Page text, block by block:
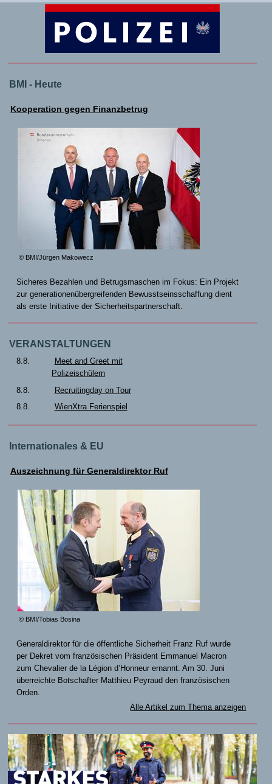
BMI - Heute
Kooperation gegen Finanzbetrug
© BMI/Jürgen Makowecz
Sicheres Bezahlen und Betrugsmaschen im Fokus: Ein Projekt
zur generationenübergreifenden Bewusstseinsschaffung dient
als erste Initiative der Sicherheitspartnerschaft.
VERANSTALTUNGEN
8.8.
Meet and Greet mit
Polizeischülern
8.8.
Recruitingday on Tour
8.8.
WienXtra Ferienspiel
Internationales & EU
Auszeichnung für Generaldirektor Ruf
© BMI/Tobias Bosina
Generaldirektor für die öffentliche Sicherheit Franz Ruf wurde
per Dekret vom französischen Präsident Emmanuel Macron
zum Chevalier de la Légion d’Honneur ernannt. Am 30. Juni
überreichte Botschafter Matthieu Peyraud den französischen
Orden.
Alle Artikel zum Thema anzeigen